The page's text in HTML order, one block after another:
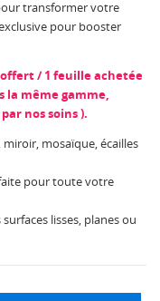
transformer votre
pour booster
offert / 1 feuille achetée
la même gamme,
nos soins ).
mosaïque, écailles
pour toute votre
lisses, planes ou